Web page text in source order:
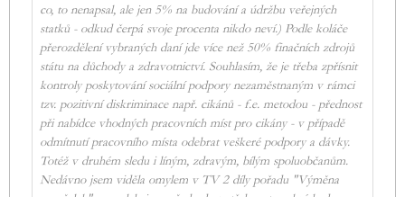
co, to nenapsal, ale jen 5% na budování a údržbu veřejných
statků - odkud čerpá svoje procenta nikdo neví.) Podle koláče
přerozdělení vybraných daní jde více než 50% finačních zdrojů
státu na důchody a zdravotnictví. Souhlasím, že je třeba zpřísnit
kontroly poskytování sociální podpory nezaměstnaným v rámci
tzv. pozitivní diskriminace např. cikánů - f.e. metodou - přednost
při nabídce vhodných pracovních míst pro cikány - v případě
odmítnutí pracovního místa odebrat veškeré podpory a dávky.
Totéž v druhém sledu i líným, zdravým, bílým spoluobčanům.
Nedávno jsem viděla omylem v TV 2 díly pořadu "Výměna